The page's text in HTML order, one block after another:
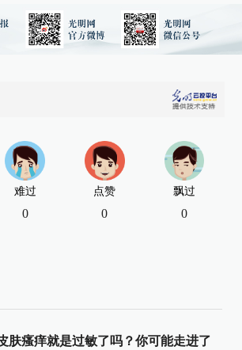
难过
0
点赞
0
飘过
0
肤瘙痒就是过敏了吗？你可能走进了